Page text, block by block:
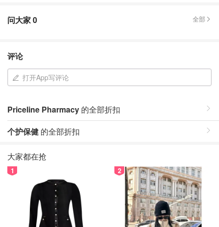
问大家0 全部
评论
打开App写评论
Priceline Pharmacy 的全部折扣
个护保健 的全部折扣
大家都在抢
1 2